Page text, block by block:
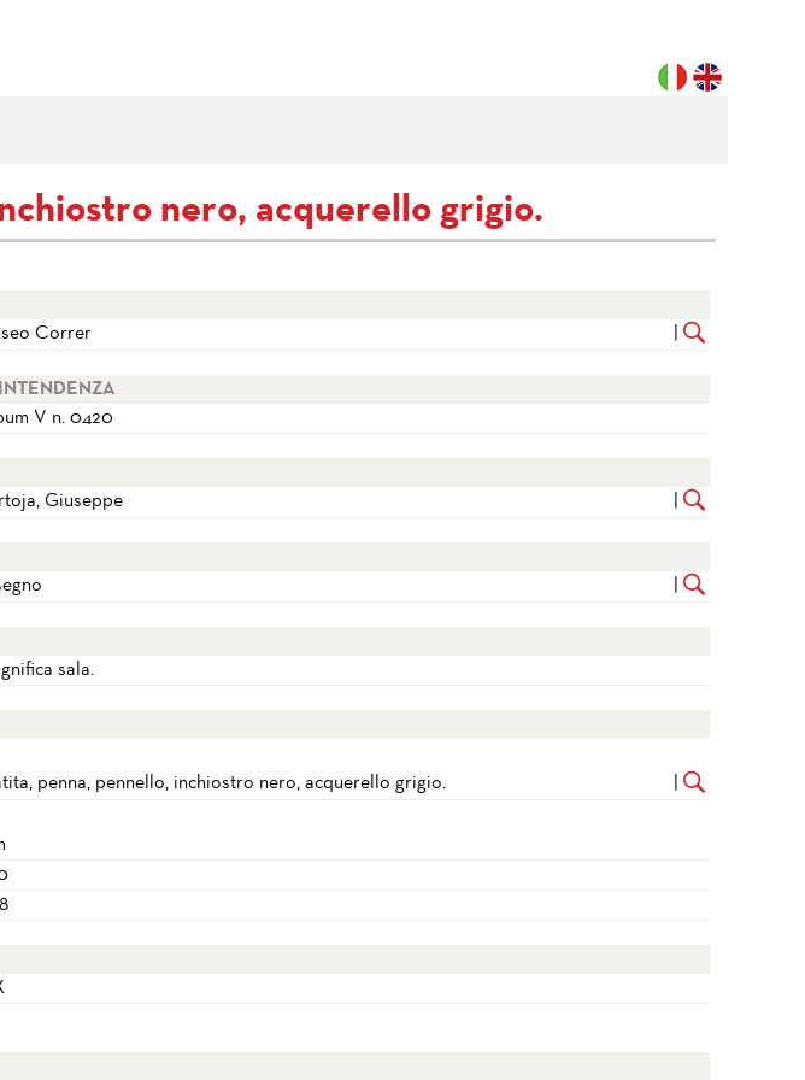
nero, acquerello grigio.
Correr
V n. 0420
Giuseppe
sala.
penna, pennello, inchiostro nero, acquerello grigio.